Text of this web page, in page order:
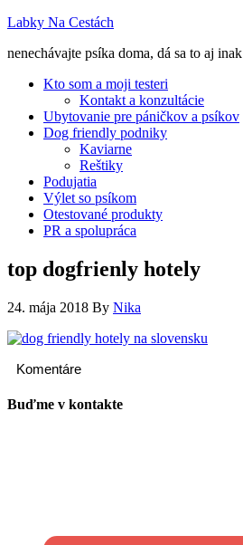
Labky Na Cestách
nenechávajte psíka doma, dá sa to aj inak
Kto som a moji testeri
Kontakt a konzultácie
Ubytovanie pre páničkov a psíkov
Dog friendly podniky
Kaviarne
Reštiky
Podujatia
Výlet so psíkom
Otestované produkty
PR a spolupráca
top dogfrienly hotely
24. mája 2018 By Nika
Komentáre
Buďme v kontakte